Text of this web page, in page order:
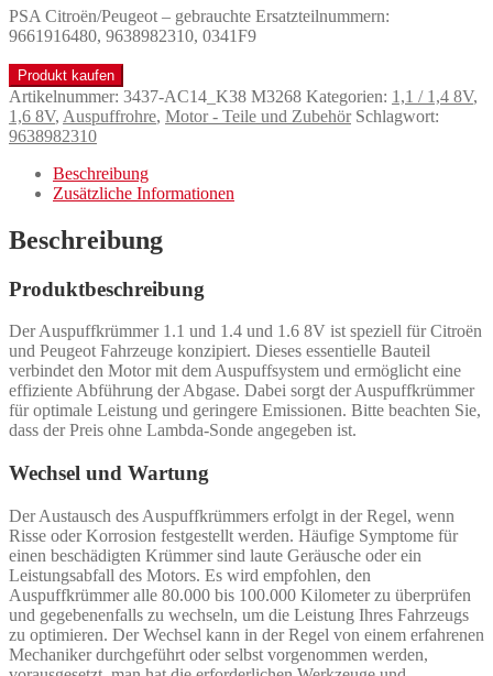
PSA Citroën/Peugeot – gebrauchte Ersatzteilnummern:
9661916480, 9638982310, 0341F9
Produkt kaufen
Artikelnummer: 3437-AC14_K38 M3268 Kategorien: 1,1 / 1,4 8V,
1,6 8V, Auspuffrohre, Motor - Teile und Zubehör Schlagwort:
9638982310
Beschreibung
Zusätzliche Informationen
Beschreibung
Produktbeschreibung
Der Auspuffkrümmer 1.1 und 1.4 und 1.6 8V ist speziell für Citroën
und Peugeot Fahrzeuge konzipiert. Dieses essentielle Bauteil
verbindet den Motor mit dem Auspuffsystem und ermöglicht eine
effiziente Abführung der Abgase. Dabei sorgt der Auspuffkrümmer
für optimale Leistung und geringere Emissionen. Bitte beachten Sie,
dass der Preis ohne Lambda-Sonde angegeben ist.
Wechsel und Wartung
Der Austausch des Auspuffkrümmers erfolgt in der Regel, wenn
Risse oder Korrosion festgestellt werden. Häufige Symptome für
einen beschädigten Krümmer sind laute Geräusche oder ein
Leistungsabfall des Motors. Es wird empfohlen, den
Auspuffkrümmer alle 80.000 bis 100.000 Kilometer zu überprüfen
und gegebenenfalls zu wechseln, um die Leistung Ihres Fahrzeugs
zu optimieren. Der Wechsel kann in der Regel von einem erfahrenen
Mechaniker durchgeführt oder selbst vorgenommen werden,